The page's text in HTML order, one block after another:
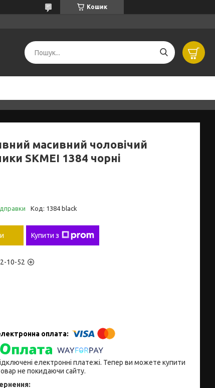
Кошик
масивний чоловічий
SKMEI 1384 чорні
Код: 1384 black
Купити з
10-52
електронні платежі. Тепер ви можете купити
не покидаючи сайту.